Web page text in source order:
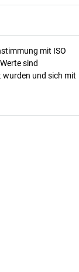
mit ISO
sind
und sich mit